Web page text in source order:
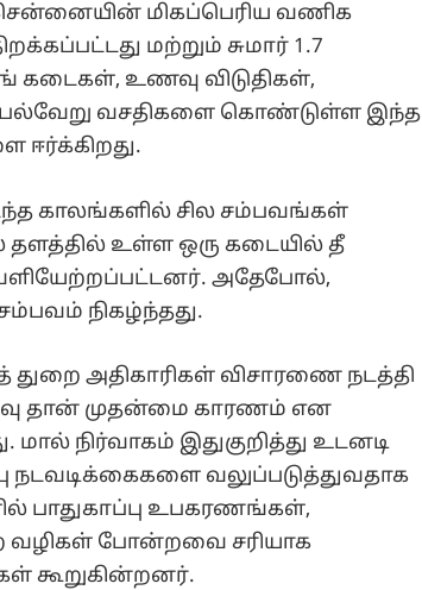
மிகப்பெரிய வணிக
மற்றும் சுமார் 1.7
கடைகள், உணவு விடுதிகள்,
வசதிகளை கொண்டுள்ள இந்த
ஈர்க்கிறது.
காலங்களில் சில சம்பவங்கள்
உள்ள ஒரு கடையில் தீ
அதேபோல்,
நிகழ்ந்தது.
அதிகாரிகள் விசாரணை நடத்தி
தான் முதன்மை காரணம் என
நிர்வாகம் இதுகுறித்து உடனடி
நடவடிக்கைகளை வலுப்படுத்துவதாக
பாதுகாப்பு உபகரணங்கள்,
வழிகள் போன்றவை சரியாக
கூறுகின்றனர்.